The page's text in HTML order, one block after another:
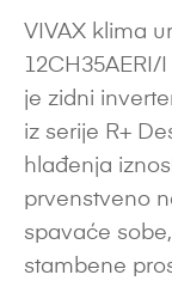
VIVAX klima
12CH35AERI/
je zidni
iz serije R+
hlađenja
prvenstveno
spavaće
stambene